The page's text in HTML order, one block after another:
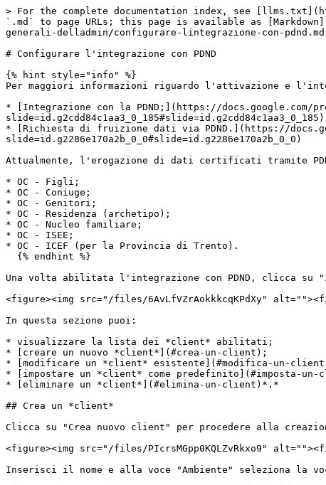
> For the complete documentation index, see
`.md` to page URLs; this page is available as
generali-delladmin/configurare-lintegrazione-con-
# Configurare l'integrazione con PDND
{% hint style="info" %}
Per maggiori informazioni riguardo l'attivazione e
* [Integrazione con la PDND;](https://docs.google.com/
slide=id.g2cdd84c1aa3_0_185#slide=id.g2cdd84c1aa3_0_185)
* [Richiesta di fruizione dati via PDND.](https://
slide=id.g2286e170a2b_0_0#slide=id.g2286e170a2b_0_0)
Attualmente, l'erogazione di dati certificati tramite
* OC - Figli;
* OC - Coniuge;
* OC - Genitori;
* OC - Residenza (archetipo);
* OC - Nucleo familiare;
* OC - ISEE;
* OC - ICEF (per la Provincia di Trento).
Una volta abilitata l'integrazione con PDND, clicca su
<figure><img src="/files/6AvLfVZrAokkkcqKPdXy"
In questa sezione puoi:
* visualizzare la lista dei *client* abilitati;
* [creare un nuovo *client*](#crea-un-client);
* [modificare un *client* esistente](#modifica-un-
* [impostare un *client* come predefinito](#imposta-un-
* [eliminare un *client*](#elimina-un-client)*.*
## Crea un *client*
Clicca su "Crea nuovo client" per procedere alla
<figure><img src="/files/PIcrsMGpp0KQLZvRkxo9"
Inserisci il nome e alla voce "Ambiente" seleziona la